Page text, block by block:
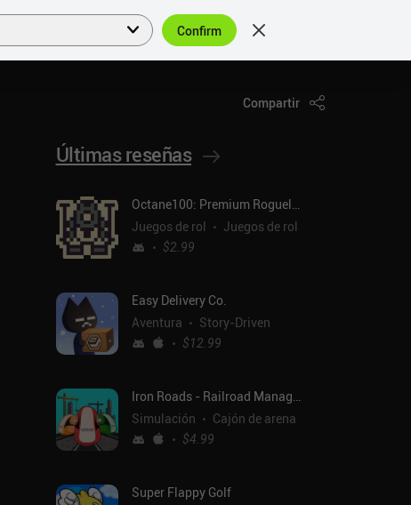
ES
Compartir
Últimas reseñas
Octane100: Premium Roguelike
Juegos de rol
Juegos de rol
$2.99
Easy Delivery Co.
Aventura
Story-Driven
$12.99
Iron Roads - Railroad Manager
Simulación
Cajón de arena
$4.99
Super Flappy Golf
Confirm